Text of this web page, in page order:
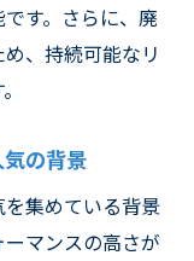
す。さらに、廃
、持続可能なリ
の背景
集めている背景
マンスの高さが